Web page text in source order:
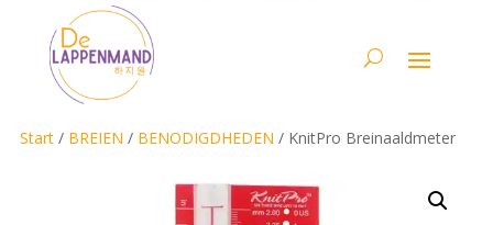
Start/ BREIEN / BENODIGDHEDEN / KnitPro Breinaaldmeter